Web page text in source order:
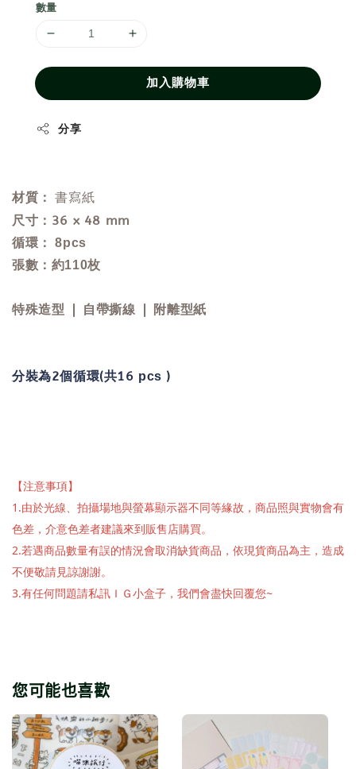
數量
加入購物車
分享
材質： 書寫紙
尺寸：36 x 48 mm
循環： 8pcs
張數：約110枚
特殊造型 ❘ 自帶撕線 ❘ 附離型紙
分裝為2個循環(共16 pcs )
【注意事項】
1.由於光線、拍攝場地與螢幕顯示器不同等緣故，商品照與實物會有
色差，介意色差者建議來到販售店購買。
2.若遇商品數量有誤的情況會取消缺貨商品，依現貨商品為主，造成
不便敬請見諒謝謝。
3.有任何問題請私訊ＩＧ小盒子，我們會盡快回覆您~
您可能也喜歡